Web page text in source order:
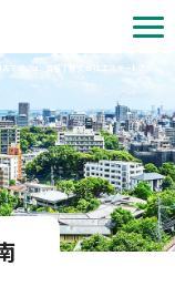
マンション情報 | 株式会社エステートプラン